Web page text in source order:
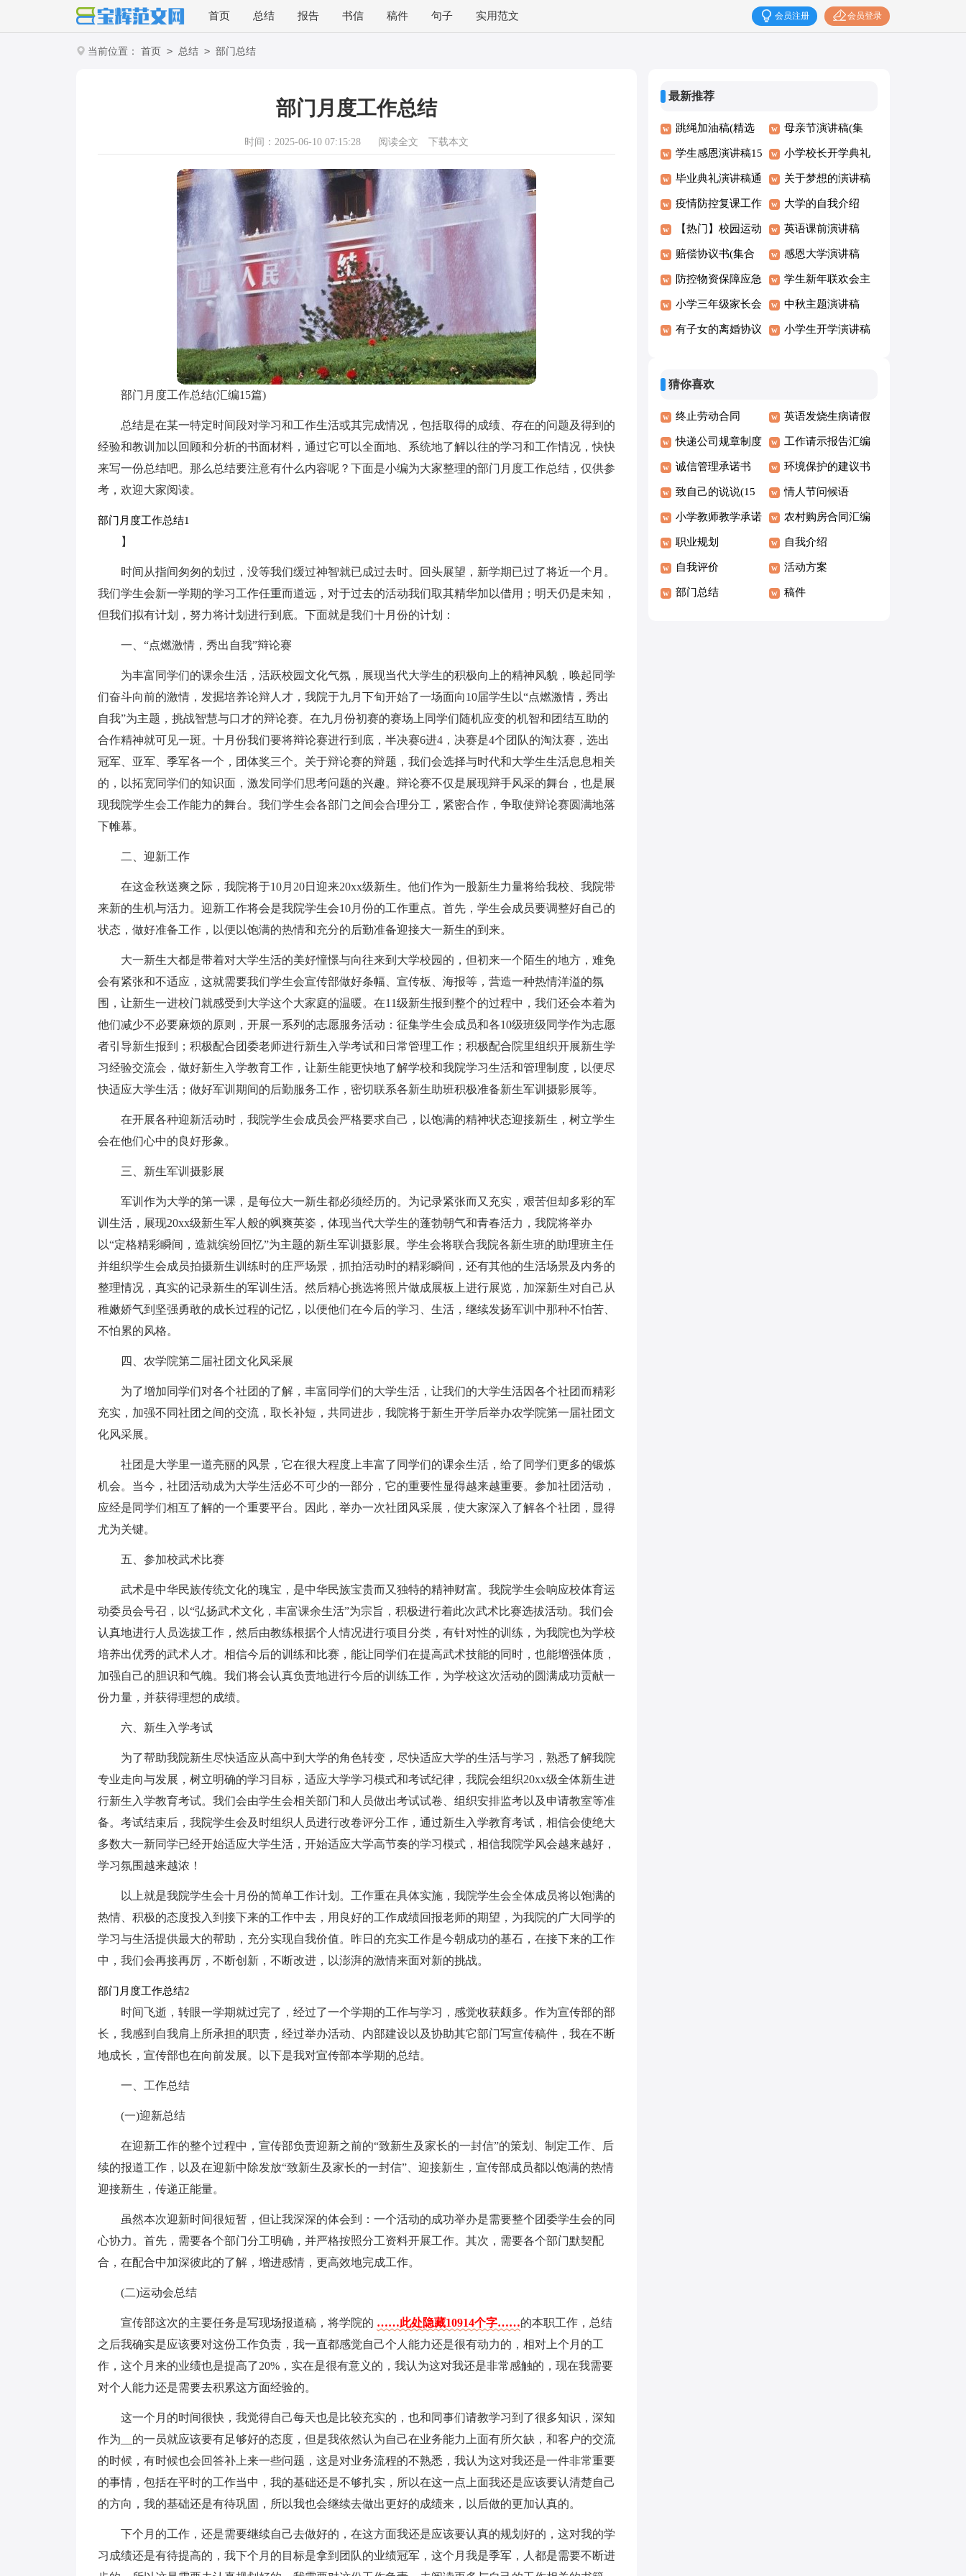
首页 总结 报告 书信 稿件 句子 实用范文 会员登录
会员注册
当前位置： 首页 > 总结 > 部门总结
部门月度工作总结
时间：2025-06-10 07:15:28 阅读全文 下载本文
部门月度工作总结(汇编15篇)
总结是在某一特定时间段对学习和工作生活或其完成情况，包括取得的成绩、存在的问题及得到的
经验和教训加以回顾和分析的书面材料，通过它可以全面地、系统地了解以往的学习和工作情况，快快
来写一份总结吧。那么总结要注意有什么内容呢？下面是小编为大家整理的部门月度工作总结，仅供参
考，欢迎大家阅读。
部门月度工作总结1
】
时间从指间匆匆的划过，没等我们缓过神智就已成过去时。回头展望，新学期已过了将近一个月。
我们学生会新一学期的学习工作任重而道远，对于过去的活动我们取其精华加以借用；明天仍是未知，
但我们拟有计划，努力将计划进行到底。下面就是我们十月份的计划：
一、“点燃激情，秀出自我”辩论赛
为丰富同学们的课余生活，活跃校园文化气氛，展现当代大学生的积极向上的精神风貌，唤起同学
们奋斗向前的激情，发掘培养论辩人才，我院于九月下旬开始了一场面向10届学生以“点燃激情，秀出
自我”为主题，挑战智慧与口才的辩论赛。在九月份初赛的赛场上同学们随机应变的机智和团结互助的
合作精神就可见一斑。十月份我们要将辩论赛进行到底，半决赛6进4，决赛是4个团队的淘汰赛，选出
冠军、亚军、季军各一个，团体奖三个。关于辩论赛的辩题，我们会选择与时代和大学生生活息息相关
的，以拓宽同学们的知识面，激发同学们思考问题的兴趣。辩论赛不仅是展现辩手风采的舞台，也是展
现我院学生会工作能力的舞台。我们学生会各部门之间会合理分工，紧密合作，争取使辩论赛圆满地落
下帷幕。
二、迎新工作
在这金秋送爽之际，我院将于10月20日迎来20xx级新生。他们作为一股新生力量将给我校、我院带
来新的生机与活力。迎新工作将会是我院学生会10月份的工作重点。首先，学生会成员要调整好自己的
状态，做好准备工作，以便以饱满的热情和充分的后勤准备迎接大一新生的到来。
大一新生大都是带着对大学生活的美好憧憬与向往来到大学校园的，但初来一个陌生的地方，难免
会有紧张和不适应，这就需要我们学生会宣传部做好条幅、宣传板、海报等，营造一种热情洋溢的氛
围，让新生一进校门就感受到大学这个大家庭的温暖。在11级新生报到整个的过程中，我们还会本着为
他们减少不必要麻烦的原则，开展一系列的志愿服务活动：征集学生会成员和各10级班级同学作为志愿
者引导新生报到；积极配合团委老师进行新生入学考试和日常管理工作；积极配合院里组织开展新生学
习经验交流会，做好新生入学教育工作，让新生能更快地了解学校和我院学习生活和管理制度，以便尽
快适应大学生活；做好军训期间的后勤服务工作，密切联系各新生助班积极准备新生军训摄影展等。
在开展各种迎新活动时，我院学生会成员会严格要求自己，以饱满的精神状态迎接新生，树立学生
会在他们心中的良好形象。
三、新生军训摄影展
军训作为大学的第一课，是每位大一新生都必须经历的。为记录紧张而又充实，艰苦但却多彩的军
训生活，展现20xx级新生军人般的飒爽英姿，体现当代大学生的蓬勃朝气和青春活力，我院将举办
以“定格精彩瞬间，造就缤纷回忆”为主题的新生军训摄影展。学生会将联合我院各新生班的助理班主任
并组织学生会成员拍摄新生训练时的庄严场景，抓拍活动时的精彩瞬间，还有其他的生活场景及内务的
整理情况，真实的记录新生的军训生活。然后精心挑选将照片做成展板上进行展览，加深新生对自己从
稚嫩娇气到坚强勇敢的成长过程的记忆，以便他们在今后的学习、生活，继续发扬军训中那种不怕苦、
不怕累的风格。
四、农学院第二届社团文化风采展
为了增加同学们对各个社团的了解，丰富同学们的大学生活，让我们的大学生活因各个社团而精彩
充实，加强不同社团之间的交流，取长补短，共同进步，我院将于新生开学后举办农学院第一届社团文
化风采展。
社团是大学里一道亮丽的风景，它在很大程度上丰富了同学们的课余生活，给了同学们更多的锻炼
机会。当今，社团活动成为大学生活必不可少的一部分，它的重要性显得越来越重要。参加社团活动，
应经是同学们相互了解的一个重要平台。因此，举办一次社团风采展，使大家深入了解各个社团，显得
尤为关键。
五、参加校武术比赛
武术是中华民族传统文化的瑰宝，是中华民族宝贵而又独特的精神财富。我院学生会响应校体育运
动委员会号召，以“弘扬武术文化，丰富课余生活”为宗旨，积极进行着此次武术比赛选拔活动。我们会
认真地进行人员选拔工作，然后由教练根据个人情况进行项目分类，有针对性的训练，为我院也为学校
培养出优秀的武术人才。相信今后的训练和比赛，能让同学们在提高武术技能的同时，也能增强体质，
加强自己的胆识和气魄。我们将会认真负责地进行今后的训练工作，为学校这次活动的圆满成功贡献一
份力量，并获得理想的成绩。
六、新生入学考试
为了帮助我院新生尽快适应从高中到大学的角色转变，尽快适应大学的生活与学习，熟悉了解我院
专业走向与发展，树立明确的学习目标，适应大学学习模式和考试纪律，我院会组织20xx级全体新生进
行新生入学教育考试。我们会由学生会相关部门和人员做出考试试卷、组织安排监考以及申请教室等准
备。考试结束后，我院学生会及时组织人员进行改卷评分工作，通过新生入学教育考试，相信会使绝大
多数大一新同学已经开始适应大学生活，开始适应大学高节奏的学习模式，相信我院学风会越来越好，
学习氛围越来越浓！
以上就是我院学生会十月份的简单工作计划。工作重在具体实施，我院学生会全体成员将以饱满的
热情、积极的态度投入到接下来的工作中去，用良好的工作成绩回报老师的期望，为我院的广大同学的
学习与生活提供最大的帮助，充分实现自我价值。昨日的充实工作是今朝成功的基石，在接下来的工作
中，我们会再接再厉，不断创新，不断改进，以澎湃的激情来面对新的挑战。
部门月度工作总结2
时间飞逝，转眼一学期就过完了，经过了一个学期的工作与学习，感觉收获颇多。作为宣传部的部
长，我感到自我肩上所承担的职责，经过举办活动、内部建设以及协助其它部门写宣传稿件，我在不断
地成长，宣传部也在向前发展。以下是我对宣传部本学期的总结。
一、工作总结
(一)迎新总结
在迎新工作的整个过程中，宣传部负责迎新之前的“致新生及家长的一封信”的策划、制定工作、后
续的报道工作，以及在迎新中除发放“致新生及家长的一封信”、迎接新生，宣传部成员都以饱满的热情
迎接新生，传递正能量。
虽然本次迎新时间很短暂，但让我深深的体会到：一个活动的成功举办是需要整个团委学生会的同
心协力。首先，需要各个部门分工明确，并严格按照分工资料开展工作。其次，需要各个部门默契配
合，在配合中加深彼此的了解，增进感情，更高效地完成工作。
(二)运动会总结
宣传部这次的主要任务是写现场报道稿，将学院的 ……此处隐藏10914个字……的本职工作，总结
之后我确实是应该要对这份工作负责，我一直都感觉自己个人能力还是很有动力的，相对上个月的工
作，这个月来的业绩也是提高了20%，实在是很有意义的，我认为这对我还是非常感触的，现在我需要
对个人能力还是需要去积累这方面经验的。
这一个月的时间很快，我觉得自己每天也是比较充实的，也和同事们请教学习到了很多知识，深知
作为__的一员就应该要有足够好的态度，但是我依然认为自己在业务能力上面有所欠缺，和客户的交流
的时候，有时候也会回答补上来一些问题，这是对业务流程的不熟悉，我认为这对我还是一件非常重要
的事情，包括在平时的工作当中，我的基础还是不够扎实，所以在这一点上面我还是应该要认清楚自己
的方向，我的基础还是有待巩固，所以我也会继续去做出更好的成绩来，以后做的更加认真的。
下个月的工作，还是需要继续自己去做好的，在这方面我还是应该要认真的规划好的，这对我的学
习成绩还是有待提高的，我下个月的目标是拿到团队的业绩冠军，这个月我是季军，人都是需要不断进
最新推荐
跳绳加油稿(精选
15篇)
母亲节演讲稿(集
锦15篇)
学生感恩演讲稿15
篇
小学校长开学典礼
讲话稿15篇
毕业典礼演讲稿通
用15篇
关于梦想的演讲稿
集合15篇
疫情防控复课工作
方案
大学的自我介绍
【热门】校园运动
会加油稿
英语课前演讲稿
赔偿协议书(集合
15篇)
感恩大学演讲稿
防控物资保障应急
预案
学生新年联欢会主
持词
小学三年级家长会
班主任发言稿(15
中秋主题演讲稿
有子女的离婚协议 小学生开学演讲稿
猜你喜欢
终止劳动合同
【荐】
英语发烧生病请假
条
快递公司规章制度
(5篇)
工作请示报告汇编
15篇
诚信管理承诺书 环境保护的建议书
(15篇)
致自己的说说(15
篇)
情人节问候语
小学教师教学承诺
书
农村购房合同汇编
15篇
职业规划 自我介绍
自我评价 活动方案
部门总结 稿件